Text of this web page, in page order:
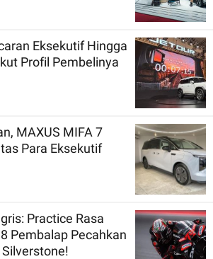
Eksekutif Hingga
Profil Pembelinya
MAXUS MIFA 7
Para Eksekutif
Practice Rasa
Pembalap Pecahkan